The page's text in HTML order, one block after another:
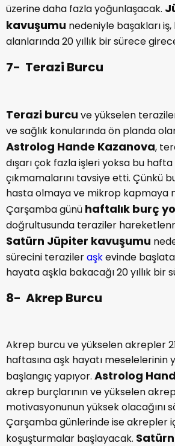
üzerine daha fazla yoğunlaşacak.
kavuşumu nedeniyle başakları
alanlarında 20 yıllık bir sürece
7- Terazi Burcu
Terazi burcu ve yükselen
ve sağlık konularında ön planda
Astrolog Hande Kazanova,
dışarı çok fazla işleri yoksa bu hafta
çıkmamalarını tavsiye etti. Çünkü
hasta olmaya ve mikrop kapmaya
Çarşamba günü haftalık burç
doğrultusunda teraziler
Satürn Jüpiter kavuşumu
sürecini terazileraşkevinde
hayata aşkla bakacağı 20 yıllık bir
8- Akrep Burcu
Akrep burcu ve yükselen akrepler
haftasına aşk hayatı meselelerinin
başlangıç yapıyor. Astrolog
akrep burçlarının ve yükselen
motivasyonunun yüksek olacağını
Çarşamba günlerinde ise akrepler
koşuşturmalar başlayacak.